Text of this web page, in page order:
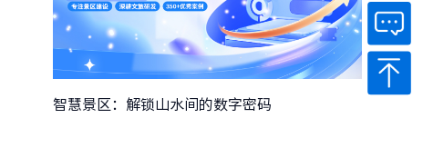
智慧景区：解锁山水间的数字密码